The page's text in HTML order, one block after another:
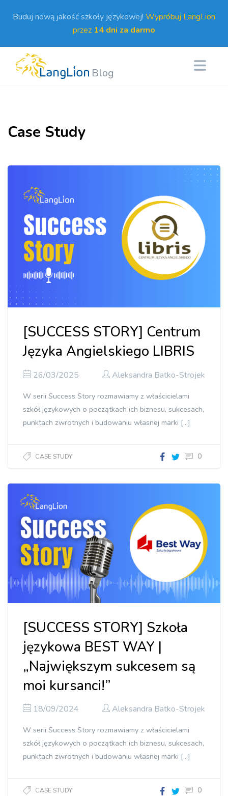
Buduj nową jakość szkoły językowej! Wypróbuj LangLion
przez 14 dni za darmo
Blog
Case Study
[SUCCESS STORY] Centrum
Języka Angielskiego LIBRIS
26/03/2025 Aleksandra Batko-Strojek
W serii Success Story rozmawiamy z właścicielami
szkół językowych o początkach ich biznesu, sukcesach,
punktach zwrotnych i budowaniu własnej marki […]
CASE STUDY
Języka
LIBRIS"]
0
[SUCCESS STORY] Szkoła
językowa BEST WAY |
„Największym sukcesem są
moi kursanci!”
18/09/2024 Aleksandra Batko-Strojek
W serii Success Story rozmawiamy z właścicielami
szkół językowych o początkach ich biznesu, sukcesach,
punktach zwrotnych i budowaniu własnej marki […]
CASE STUDY 0